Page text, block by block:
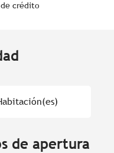
crédito
de apertura